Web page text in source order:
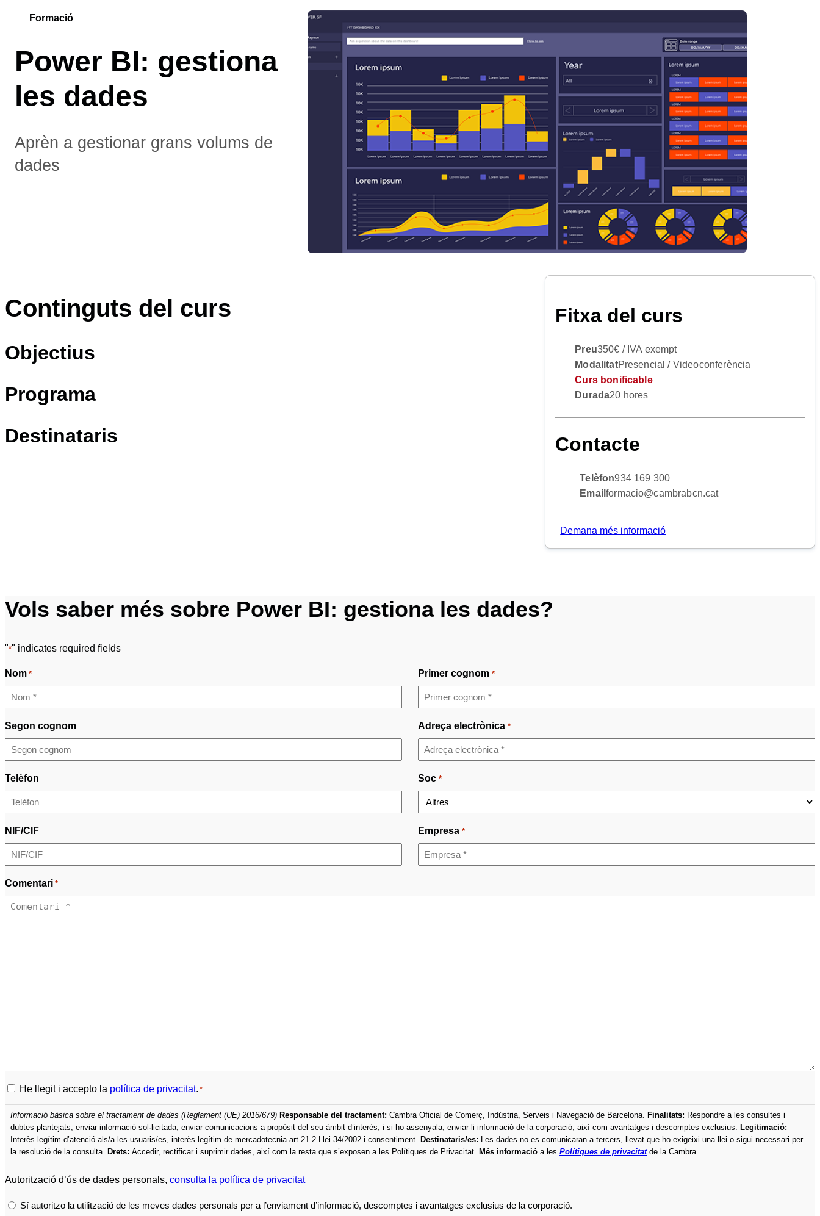
Formació
Power BI: gestiona
les dades
Aprèn a gestionar grans volums de
dades
Continguts del curs
Objectius
Programa
Destinataris
Fitxa del curs
Preu350€ / IVA exempt
ModalitatPresencial / Videoconferència
Curs bonificable
Durada20 hores
Contacte
Telèfon934 169 300
Emailformacio@cambrabcn.cat
Demana més informació
Vols saber més sobre Power BI: gestiona les dades?
"*" indicates required fields
Nom * Primer cognom *
Segon cognom Adreça electrònica *
Telèfon Soc *
NIF/CIF Empresa *
Comentari *
Política
de
privacitat
He llegit i accepto la política de privacitat. *
Informació bàsica sobre el tractament de dades (Reglament (UE) 2016/679) Responsable del tractament: Cambra Oficial de Comerç, Indústria, Serveis i Navegació de Barcelona. Finalitats: Respondre a les consultes i
dubtes plantejats, enviar informació sol·licitada, enviar comunicacions a propòsit del seu àmbit d’interès, i si ho assenyala, enviar-li informació de la corporació, així com avantatges i descomptes exclusius. Legitimació:
Interès legítim d’atenció als/a les usuaris/es, interès legítim de mercadotecnia art.21.2 Llei 34/2002 i consentiment. Destinataris/es: Les dades no es comunicaran a tercers, llevat que ho exigeixi una llei o sigui necessari per
la resolució de la consulta. Drets: Accedir, rectificar i suprimir dades, així com la resta que s’exposen a les Polítiques de Privacitat. Més informació a les Polítiques de privacitatde la Cambra.
Autorització d’ús de dades personals, consulta la política de privacitat
Sí autoritzo la utilització de les meves dades personals per a l’enviament d’informació, descomptes i avantatges exclusius de la corporació.